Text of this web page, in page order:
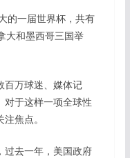
一届世界杯，共有
大和墨西哥三国举
万球迷、媒体记
对于这样一项全球性
焦点。
去一年，美国政府